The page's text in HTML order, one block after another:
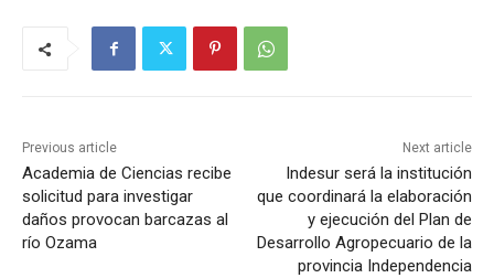
Previous article
Academia de Ciencias recibe
solicitud para investigar
daños provocan barcazas al
río Ozama
Next article
Indesur será la institución
que coordinará la elaboración
y ejecución del Plan de
Desarrollo Agropecuario de la
provincia Independencia